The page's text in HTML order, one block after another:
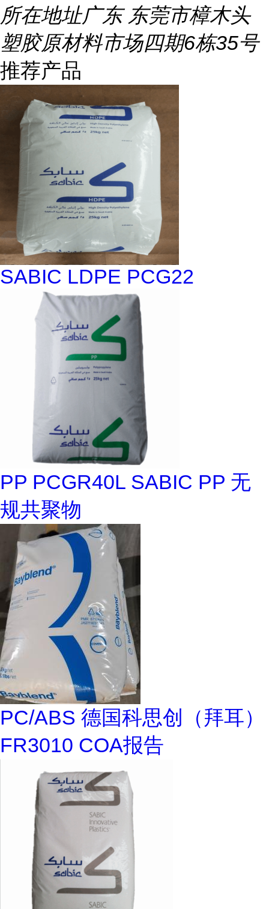
所在地址广东 东莞市樟木头
塑胶原材料市场四期6栋35号
推荐产品
SABIC LDPE PCG22
PP PCGR40L SABIC PP 无
规共聚物
PC/ABS 德国科思创（拜耳）
FR3010 COA报告